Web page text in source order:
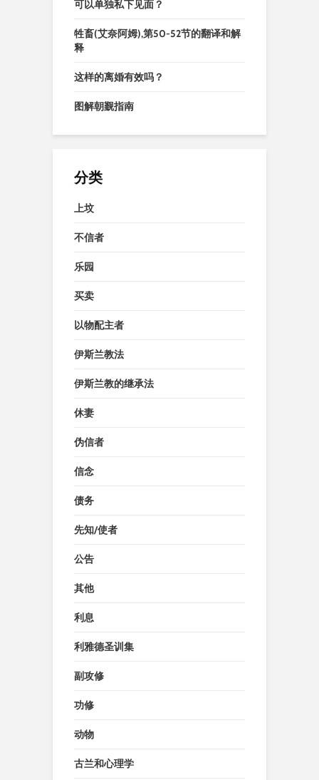
可以单独私下见面？
牲畜(艾奈阿姆),第50-52节的翻译和解
释
这样的离婚有效吗？
图解朝觐指南
分类
上坟
不信者
乐园
买卖
以物配主者
伊斯兰教法
伊斯兰教的继承法
休妻
伪信者
信念
债务
先知/使者
公告
其他
利息
利雅德圣训集
副攻修
功修
动物
古兰和心理学